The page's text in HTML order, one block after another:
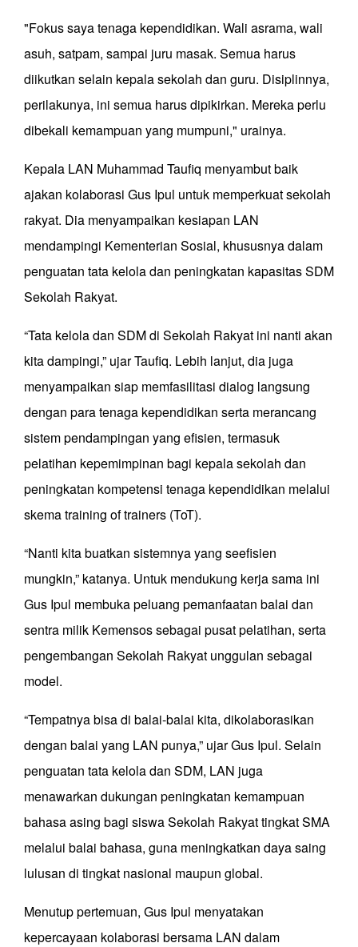
"Fokus saya tenaga kependidikan. Wali asrama, wali
asuh, satpam, sampai juru masak. Semua harus
diikutkan selain kepala sekolah dan guru. Disiplinnya,
perilakunya, ini semua harus dipikirkan. Mereka perlu
dibekali kemampuan yang mumpuni," urainya.
Kepala LAN Muhammad Taufiq menyambut baik
ajakan kolaborasi Gus Ipul untuk memperkuat sekolah
rakyat. Dia menyampaikan kesiapan LAN
mendampingi Kementerian Sosial, khususnya dalam
penguatan tata kelola dan peningkatan kapasitas SDM
Sekolah Rakyat.
“Tata kelola dan SDM di Sekolah Rakyat ini nanti akan
kita dampingi,” ujar Taufiq. Lebih lanjut, dia juga
menyampaikan siap memfasilitasi dialog langsung
dengan para tenaga kependidikan serta merancang
sistem pendampingan yang efisien, termasuk
pelatihan kepemimpinan bagi kepala sekolah dan
peningkatan kompetensi tenaga kependidikan melalui
skema training of trainers (ToT).
“Nanti kita buatkan sistemnya yang seefisien
mungkin,” katanya. Untuk mendukung kerja sama ini
Gus Ipul membuka peluang pemanfaatan balai dan
sentra milik Kemensos sebagai pusat pelatihan, serta
pengembangan Sekolah Rakyat unggulan sebagai
model.
“Tempatnya bisa di balai-balai kita, dikolaborasikan
dengan balai yang LAN punya,” ujar Gus Ipul. Selain
penguatan tata kelola dan SDM, LAN juga
menawarkan dukungan peningkatan kemampuan
bahasa asing bagi siswa Sekolah Rakyat tingkat SMA
melalui balai bahasa, guna meningkatkan daya saing
lulusan di tingkat nasional maupun global.
Menutup pertemuan, Gus Ipul menyatakan
kepercayaan kolaborasi bersama LAN dalam